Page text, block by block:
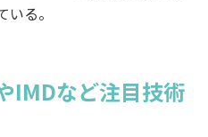
る。
IMDなど注目技術